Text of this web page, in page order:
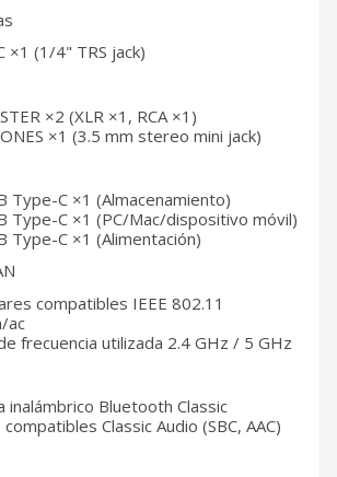
×1 (1/4" TRS jack)
×2 (XLR ×1, RCA ×1)
×1 (3.5 mm stereo mini jack)
Type-C ×1 (Almacenamiento)
Type-C ×1 (PC/Mac/dispositivo móvil)
Type-C ×1 (Alimentación)
compatibles IEEE 802.11
ac
frecuencia utilizada 2.4 GHz / 5 GHz
inalámbrico Bluetooth Classic
Classic Audio (SBC, AAC)